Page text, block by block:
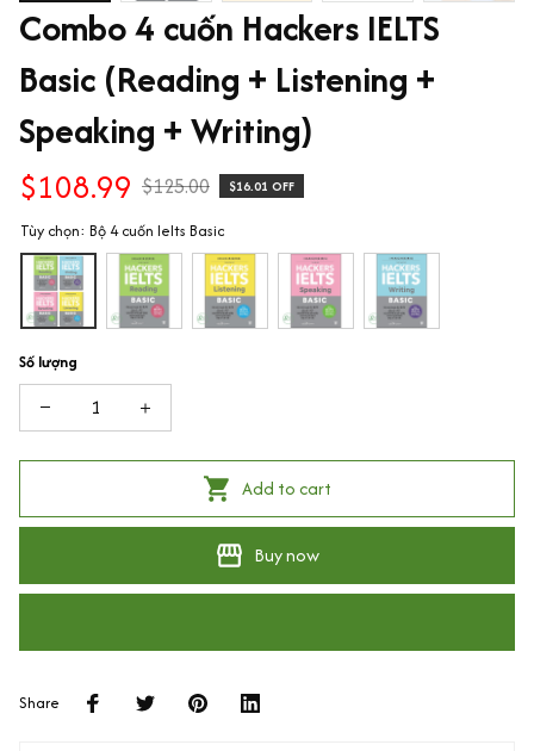
Combo 4 cuốn Hackers IELTS
Basic (Reading + Listening +
Speaking + Writing)
$108.99 $125.00 $16.01 OFF
Tùy chọn: Bộ 4 cuốn Ielts Basic
Số lượng
Add to cart
Buy now
Share